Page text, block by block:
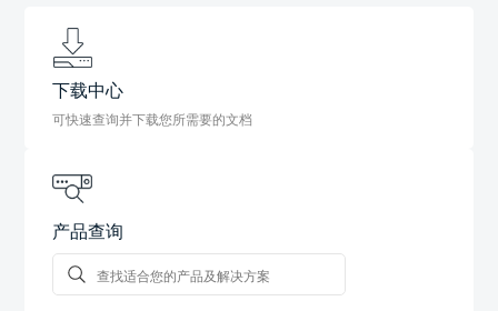
下载中心
可快速查询并下载您所需要的文档
产品查询